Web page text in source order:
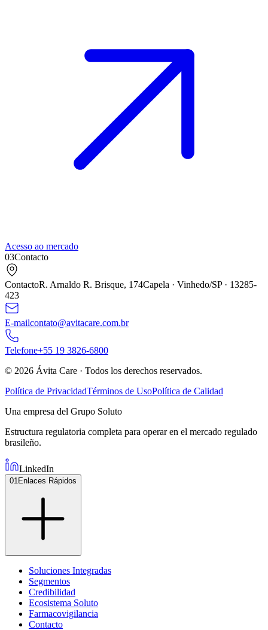
Acesso ao mercado
03Contacto
ContactoR. Arnaldo R. Brisque, 174Capela · Vinhedo/SP · 13285-
423
E-mailcontato@avitacare.com.br
Telefone+55 19 3826-6800
© 2026 Ávita Care · Todos los derechos reservados.
Política de PrivacidadTérminos de UsoPolítica de Calidad
Una empresa del Grupo Soluto
Estructura regulatoria completa para operar en el mercado regulado
brasileño.
LinkedIn
01 Enlaces Rápidos
Soluciones Integradas
Segmentos
Credibilidad
Ecosistema Soluto
Farmacovigilancia
Contacto